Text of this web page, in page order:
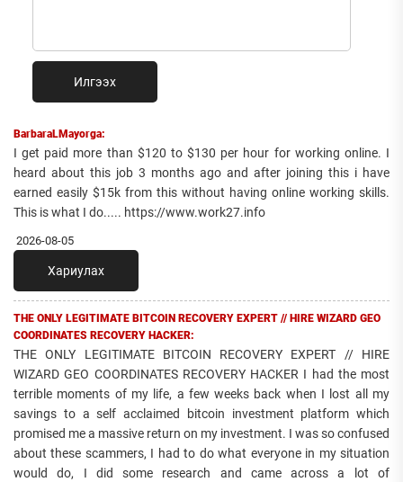
Илгээх
BarbaraLMayorga:
I get paid more than $120 to $130 per hour for working online. I
heard about this job 3 months ago and after joining this i have
earned easily $15k from this without having online working skills.
This is what I do..... https://www.work27.info
2026-08-05
Хариулах
THE ONLY LEGITIMATE BITCOIN RECOVERY EXPERT // HIRE WIZARD GEO
COORDINATES RECOVERY HACKER:
THE ONLY LEGITIMATE BITCOIN RECOVERY EXPERT // HIRE
WIZARD GEO COORDINATES RECOVERY HACKER I had the most
terrible moments of my life, a few weeks back when I lost all my
savings to a self acclaimed bitcoin investment platform which
promised me a massive return on my investment. I was so confused
about these scammers, I had to do what everyone in my situation
would do, I did some research and came across a lot of